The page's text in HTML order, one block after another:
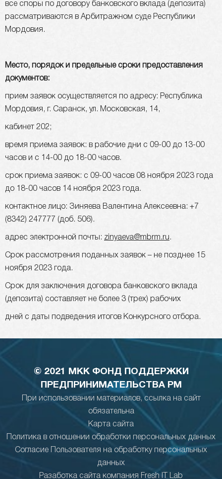
все споры по договору банковского вклада (депозита)
рассматриваются в Арбитражном суде Республики
Мордовия.
Место, порядок и предельные сроки предоставления
документов:
прием заявок осуществляется по адресу: Республика
Мордовия, г. Саранск, ул. Московская, 14,
кабинет 202;
время приема заявок: в рабочие дни с 09-00 до 13-00
часов и с 14-00 до 18-00 часов.
срок приема заявок: с 09-00 часов 08 ноября 2023 года
до 18-00 часов 14 ноября 2023 года.
контактное лицо: Зиняева Валентина Алексеевна: +7
(8342) 247777 (доб. 506).
адрес электронной почты: zinyaeva@mbrm.ru .
Срок рассмотрения поданных заявок – не позднее 15
ноября 2023 года.
Срок для заключения договора банковского вклада
(депозита) составляет не более 3 (трех) рабочих
дней с даты подведения итогов Конкурсного отбора.
© 2021 МКК ФОНД ПОДДЕРЖКИ
ПРЕДПРИНИМАТЕЛЬСТВА РМ
При использовании материалов, ссылка на сайт
обязательна
Карта сайта
Политика в отношении обработки персональных данных
Согласие Пользователя на обработку персональных
данных
Разаботка сайта компания Fresh IT Lab